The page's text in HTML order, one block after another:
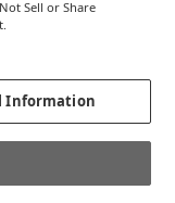
Sell or Share
Information